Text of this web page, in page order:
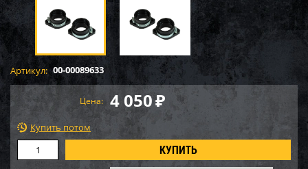
Артикул: 00-00089633
Цена: 4 050₽
Купить потом